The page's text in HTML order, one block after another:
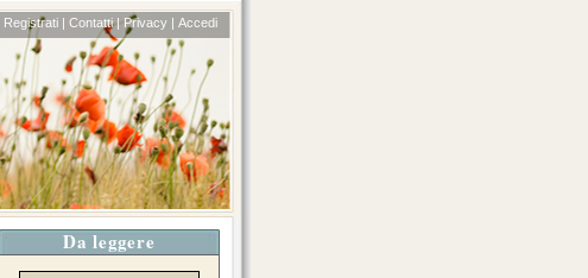
Registrati | Contatti | Privacy | Accedi
Da leggere